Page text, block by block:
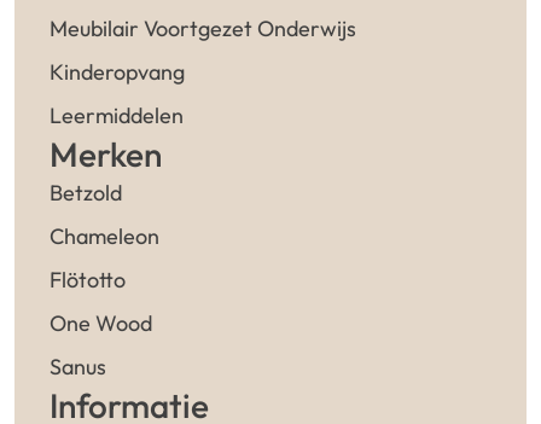
Meubilair Voortgezet Onderwijs
Kinderopvang
Leermiddelen
Merken
Betzold
Chameleon
Flötotto
One Wood
Sanus
Informatie